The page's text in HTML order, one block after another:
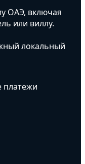
ОАЭ, включая
или виллу.
локальный
платежи